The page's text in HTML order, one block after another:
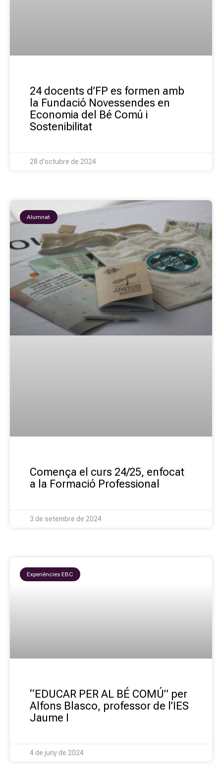
24 docents d’FP es formen amb
la Fundació Novessendes en
Economia del Bé Comú i
Sostenibilitat
28 d'octubre de 2024
Alumnat
Comença el curs 24/25, enfocat
a la Formació Professional
3 de setembre de 2024
Experiències EBC
“EDUCAR PER AL BÉ COMÚ” per
Alfons Blasco, professor de l’IES
Jaume I
4 de juny de 2024